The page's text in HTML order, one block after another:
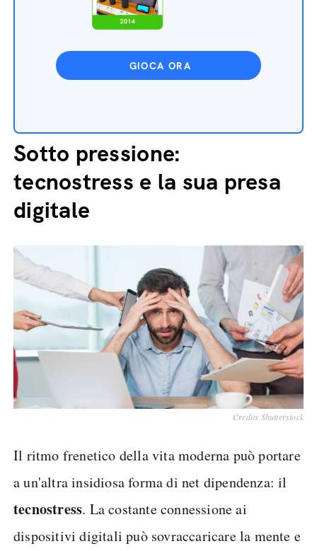
GIOCA ORA
Sotto pressione:
tecnostress e la sua presa
digitale
Credits Shutterstock
Il ritmo frenetico della vita moderna può portare
a un'altra insidiosa forma di net dipendenza: il
tecnostress. La costante connessione ai
dispositivi digitali può sovraccaricare la mente e